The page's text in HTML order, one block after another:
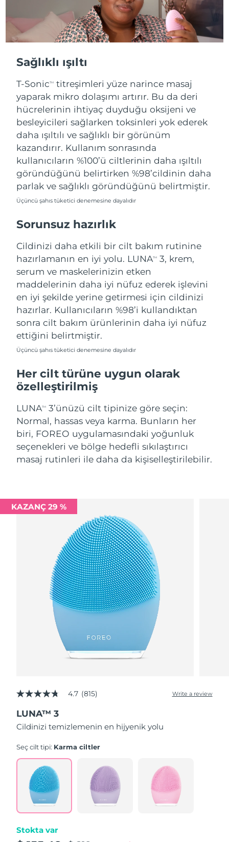
Sağlıklı ışıltı
T-SonicTM
titreşimleri yüze narince masaj
yaparak mikro dolaşımı artırır. Bu da deri
hücrelerinin ihtiyaç duyduğu oksijeni ve
besleyicileri sağlarken toksinleri yok ederek
daha ışıltılı ve sağlıklı bir görünüm
kazandırır. Kullanım sonrasında
kullanıcıların %100’ü ciltlerinin daha ışıltılı
göründüğünü belirtirken %98’cildinin daha
parlak ve sağlıklı göründüğünü belirtmiştir.
Üçüncü şahıs tüketici denemesine dayalıdır
Sorunsuz hazırlık
Cildinizi daha etkili bir cilt bakım rutinine
hazırlamanın en iyi yolu. LUNATM
3, krem,
serum ve maskelerinizin etken
maddelerinin daha iyi nüfuz ederek işlevini
en iyi şekilde yerine getirmesi için cildinizi
hazırlar. Kullanıcıların %98’i kullandıktan
sonra cilt bakım ürünlerinin daha iyi nüfuz
ettiğini belirtmiştir.
Üçüncü şahıs tüketici denemesine dayalıdır
Her cilt türüne uygun olarak
özelleştirilmiş
LUNATM
3’ünüzü cilt tipinize göre seçin:
Normal, hassas veya karma. Bunların her
biri, FOREO uygulamasındaki yoğunluk
seçenekleri ve bölge hedefli sıkılaştırıcı
masaj rutinleri ile daha da kişiselleştirilebilir.
KAZANÇ 29 %
4.7
of
5
stars,
rating
Read
Reviews.
Same
page
link.
4.7 (815) Write a review
LUNA™ 3
Cildinizi temizlemenin en hijyenik yolu
Seç cilt tipi: Karma ciltler
Stokta var
Güney Kore
Tahmini teslim tarihi
11/08/2026
İspanya
Tahmini teslim tarihi
09/08/2026
İsveç
İsviçre
Tahmini teslim tarihi
09/08/2026
Tayvan
Tahmini teslim tarihi
Tayland
Tahmini teslim tarihi
13/08/2026
Türkiye
Tahmini teslim tarihi
Birleşik Arap
Emirlikleri
Birleşik Krallık
Tahmini teslim tarihi
09/08/2026
Amerika Birleşik
Devletleri
Tahmini teslim tarihi
10/08/2026
Özbekistan
Tahmini teslim tarihi
14/08/2026
Vietnam